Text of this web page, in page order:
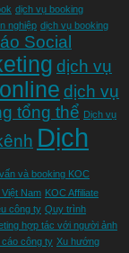
dịch vụ booking
nghiệp dịch vụ booking
Social
dịch vụ
dịch vụ
tổng thể Dịch vụ
Dịch
và booking KOC
Nam KOC Affiliate
công ty Quy trình
hợp tác với người ảnh
cáo công ty Xu hướng